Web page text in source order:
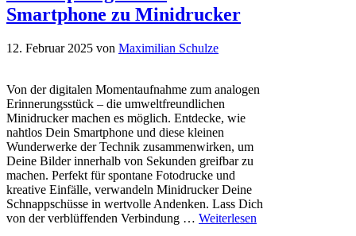
Smartphone zu Minidrucker
12. Februar 2025 von Maximilian Schulze
Von der digitalen Momentaufnahme zum analogen
Erinnerungsstück – die umweltfreundlichen
Minidrucker machen es möglich. Entdecke, wie
nahtlos Dein Smartphone und diese kleinen
Wunderwerke der Technik zusammenwirken, um
Deine Bilder innerhalb von Sekunden greifbar zu
machen. Perfekt für spontane Fotodrucke und
kreative Einfälle, verwandeln Minidrucker Deine
Schnappschüsse in wertvolle Andenken. Lass Dich
von der verblüffenden Verbindung … Weiterlesen